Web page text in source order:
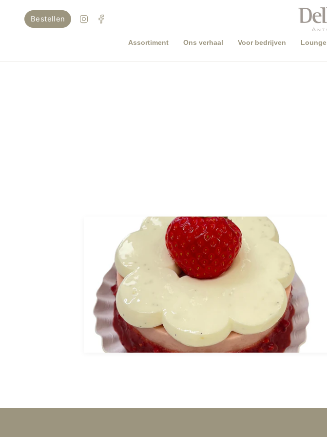
Bestellen Instagram
Assortiment Ons verhaal Voor bedrijven Lounge